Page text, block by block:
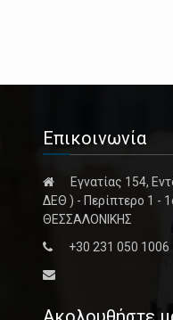
Επικοινωνία
Εγνατίας 154,
ΔΕΘ ) - Περίπτερο 1 -
ΘΕΣΣΑΛΟΝΙΚΗΣ
+30 231 050 1006